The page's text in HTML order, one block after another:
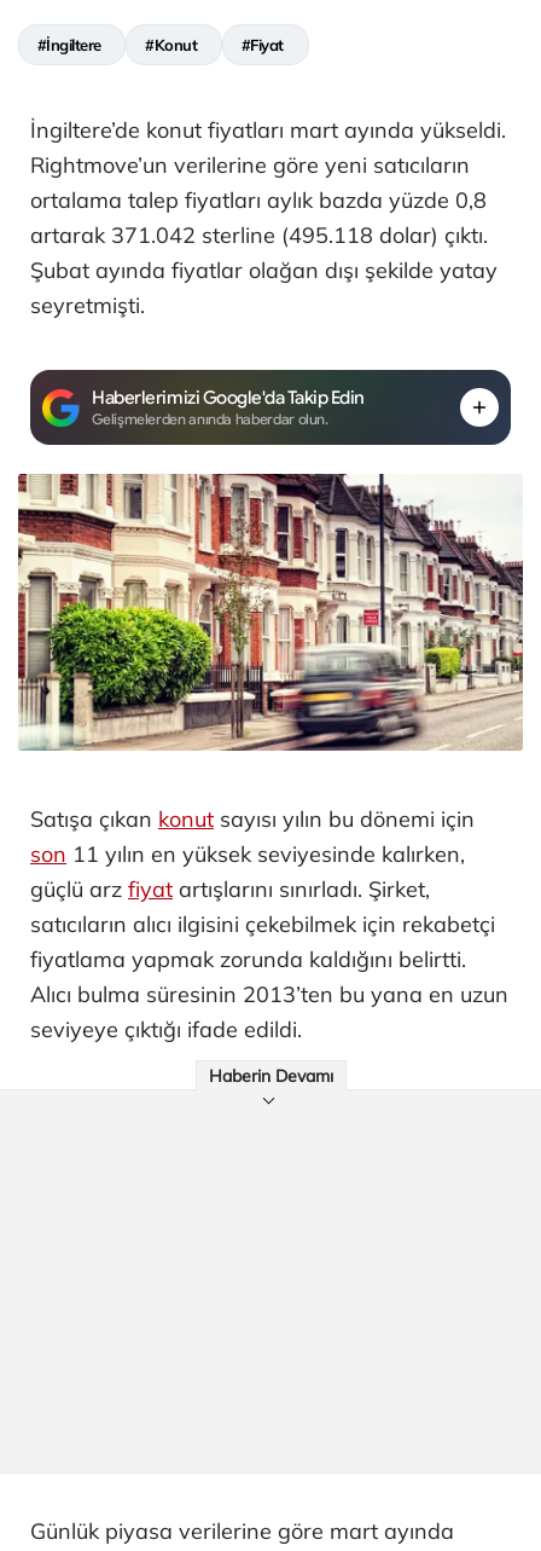
#İngiltere #Konut #Fiyat
İngiltere’de konut fiyatları mart ayında yükseldi.
Rightmove’un verilerine göre yeni satıcıların
ortalama talep fiyatları aylık bazda yüzde 0,8
artarak 371.042 sterline (495.118 dolar) çıktı.
Şubat ayında fiyatlar olağan dışı şekilde yatay
seyretmişti.
Haberlerimizi Google'da Takip Edin
Gelişmelerden anında haberdar olun.
Satışa çıkan konut sayısı yılın bu dönemi için
son 11 yılın en yüksek seviyesinde kalırken,
güçlü arz fiyat artışlarını sınırladı. Şirket,
satıcıların alıcı ilgisini çekebilmek için rekabetçi
fiyatlama yapmak zorunda kaldığını belirtti.
Alıcı bulma süresinin 2013’ten bu yana en uzun
seviyeye çıktığı ifade edildi.
Haberin Devamı
Günlük piyasa verilerine göre mart ayında